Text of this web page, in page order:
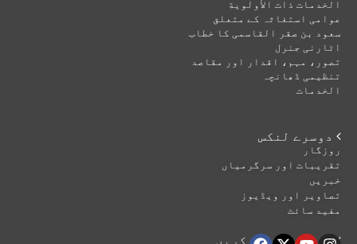
الخدمات ذات الأولوية
عوامی استغاثہ کے متعلق
سعود بن صقر القاسمی کا خطاب
اٹارنی جنرل
تصور، مہم، اقدار اور مقاصد
تنظیمی ڈھانچہ
الخدمات
 دوسرے لنکس
روزگار
تقریبات اور سرگرمیاں
خبریں
تصاویر اور ویڈیوز
مفید سائٹ
 ہماری اتباع کریں